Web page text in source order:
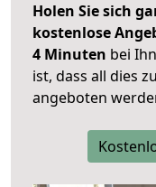
Holen Sie sich
kostenlose
4 Minuten bei
ist, dass all dies
angeboten